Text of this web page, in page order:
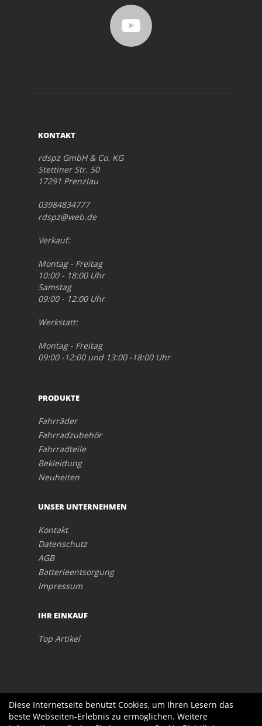
KONTAKT
rdspz GmbH & Co. KG
Stettiner Str. 50
17291 Prenzlau
03984834777
rdspz@web.de
Verkauf:
Montag - Freitag
10:00 - 18:00 Uhr
Samstag
09:00 - 12:00 Uhr
Werkstatt:
Montag - Freitag
09:00 -12:00 und 13:00 -18:00 Uhr
PRODUKTE
Fahrräder
Fahrradzubehör
Fahrradteile
Bekleidung
Neuheiten
UNSER UNTERNEHMEN
Kontakt
Datenschutz
AGB
Batterieentsorgung
Impressum
IHR EINKAUF
Top Artikel
Diese Internetseite benutzt Cookies, um Ihren Lesern das
beste Webseiten-Erlebnis zu ermöglichen. Weitere